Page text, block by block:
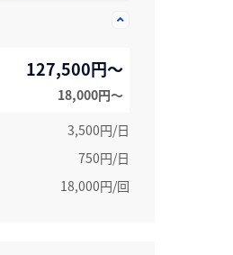
127,500円～
18,000円〜
3,500円/日
750円/日
18,000円/回